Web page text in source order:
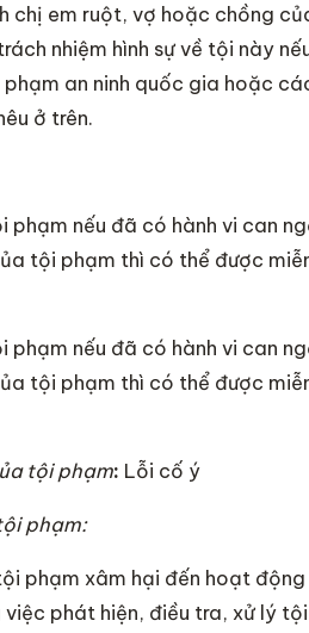
chị em ruột, vợ hoặc chồng
nhiệm hình sự về tội này
an ninh quốc gia hoặc
ở trên.
nếu đã có hành vi can
tội phạm thì có thể được
nếu đã có hành vi can
tội phạm thì có thể được
tội phạm: Lỗi cố ý
phạm:
phạm xâm hại đến hoạt
phát hiện, điều tra, xử lý